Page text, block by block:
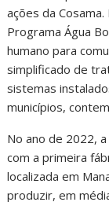
ações da
Programa Água
humano para
simplificado de
sistemas
municípios,
No ano de 2022,
com a primeira
localizada em
produzir, em